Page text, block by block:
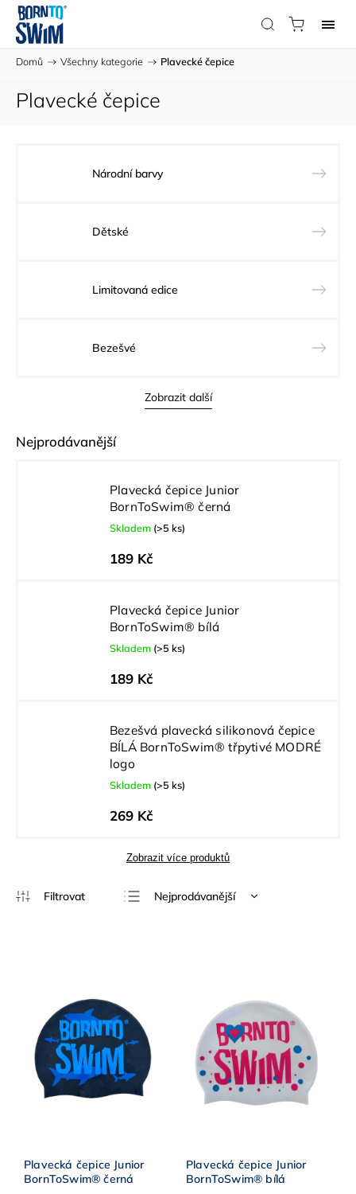
Domů / Všechny kategorie / Plavecké čepice
Plavecké čepice
Národní barvy
Dětské
Limitovaná edice
Bezešvé
Zobrazit další
Nejprodávanější
Plavecká čepice Junior
BornToSwim® černá
Skladem (>5 ks)
189 Kč
Plavecká čepice Junior
BornToSwim® bílá
Skladem (>5 ks)
189 Kč
Bezešvá plavecká silikonová čepice
BÍLÁ BornToSwim® třpytivé MODRÉ
logo
Skladem (>5 ks)
269 Kč
Zobrazit více produktů
Nejprodávanější
Plavecká čepice Junior
BornToSwim® černá
Plavecká čepice Junior
BornToSwim® bílá